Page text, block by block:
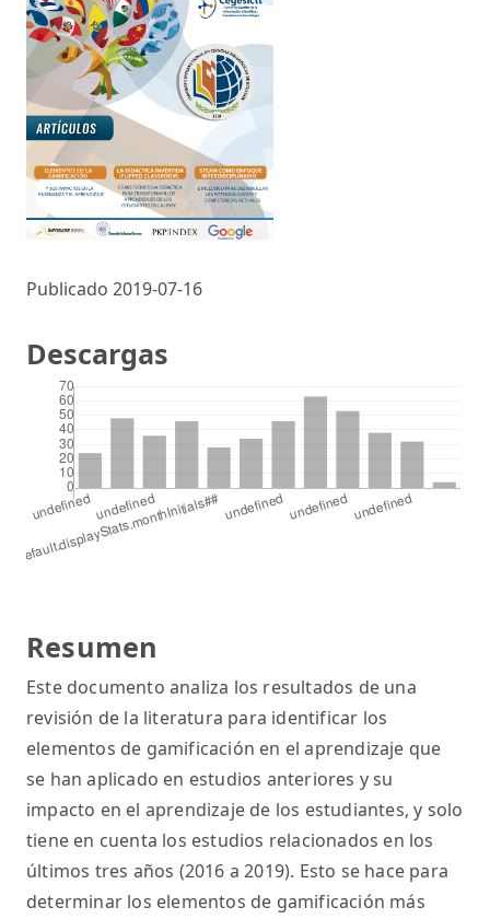
Publicado 2019-07-16
Resumen
Este documento analiza los resultados de una
revisión de la literatura para identificar los
elementos de gamificación en el aprendizaje que
se han aplicado en estudios anteriores y su
impacto en el aprendizaje de los estudiantes, y solo
tiene en cuenta los estudios relacionados en los
últimos tres años (2016 a 2019). Esto se hace para
determinar los elementos de gamificación más
Descargas